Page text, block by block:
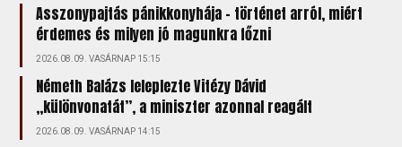
Asszonypajtás pánikkonyhája – történet arról, miért
érdemes és milyen jó magunkra főzni
2026.08.09. VASÁRNAP 15:15
Németh Balázs leleplezte Vitézy Dávid
„különvonatát”, a miniszter azonnal reagált
2026.08.09. VASÁRNAP 14:15